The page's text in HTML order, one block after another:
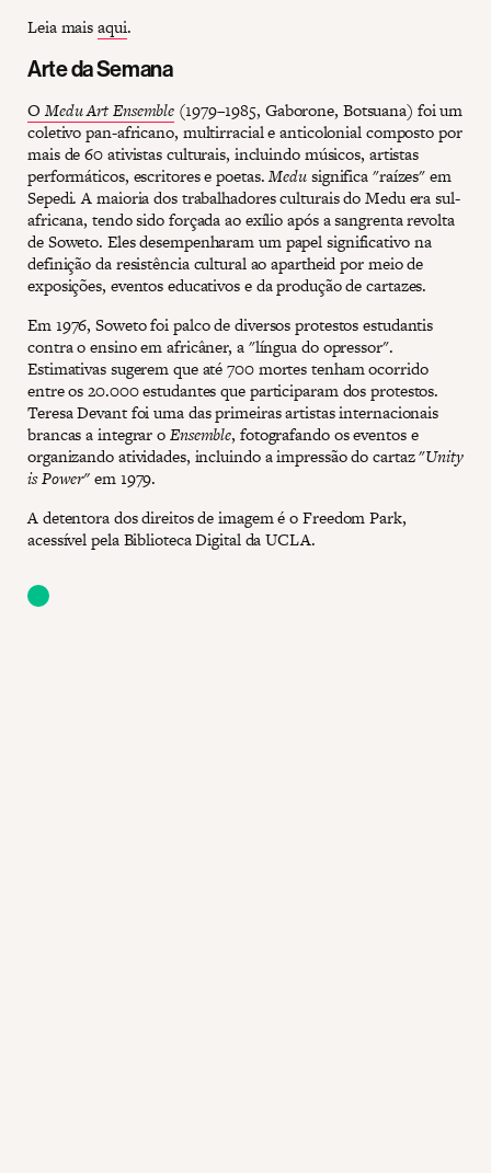
Leia maisaqui.
Arte da Semana
OMedu Art Ensemble (1979–1985, Gaborone, Botsuana) foi um
coletivo pan-africano, multirracial e anticolonial composto por
mais de 60 ativistas culturais, incluindo músicos, artistas
performáticos, escritores e poetas.Medusignifica "raízes" em
Sepedi. A maioria dos trabalhadores culturais do Medu era sul-
africana, tendo sido forçada ao exílio após a sangrenta revolta
de Soweto. Eles desempenharam um papel significativo na
definição da resistência cultural ao apartheid por meio de
exposições, eventos educativos e da produção de cartazes.
Em 1976, Soweto foi palco de diversos protestos estudantis
contra o ensino em africâner, a "língua do opressor".
Estimativas sugerem que até 700 mortes tenham ocorrido
entre os 20.000 estudantes que participaram dos protestos.
Teresa Devant foi uma das primeiras artistas internacionais
brancas a integrar oEnsemble, fotografando os eventos e
organizando atividades, incluindo a impressão do cartaz "Unity
is Power"em 1979.
A detentora dos direitos de imagem é o Freedom Park,
acessível pela Biblioteca Digital da UCLA.